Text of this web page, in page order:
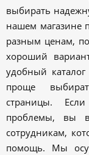
выбирать
нашем магазине
разным ценам,
хороший
удобный
проще
страницы.
проблемы, вы
сотрудникам,
помощь. Мы